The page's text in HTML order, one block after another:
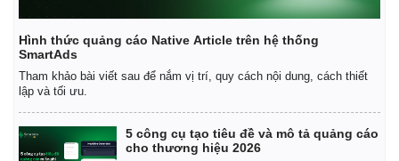
Hình thức quảng cáo Native Article trên hệ thống
SmartAds
Tham khảo bài viết sau để nắm vị trí, quy cách nội dung, cách thiết
lập và tối ưu.
5 công cụ tạo tiêu đề và mô tả quảng cáo
cho thương hiệu 2026